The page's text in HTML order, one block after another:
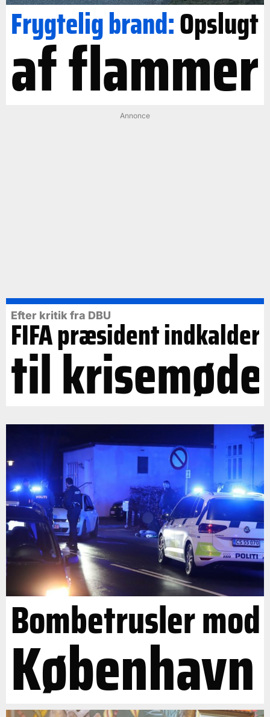
Frygtelig brand:Opslugt
af flammer
Annonce
Efter kritik fra DBU
FIFA præsident indkalder
til krisemøde
Bombetrusler mod
København